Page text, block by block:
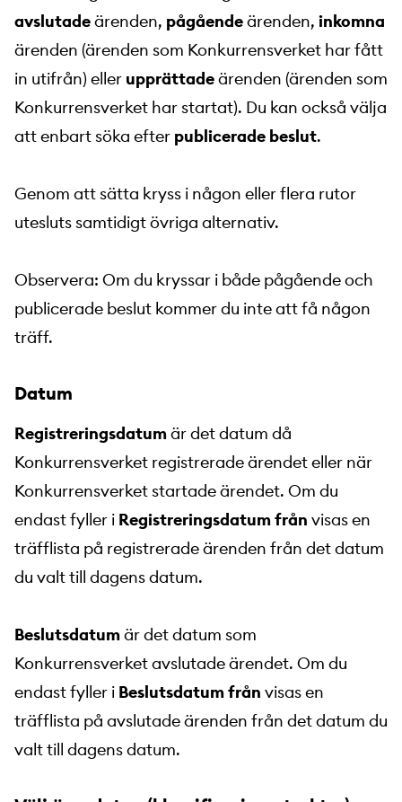
avslutadeärenden, pågåendeärenden, inkomna
ärenden (ärenden som Konkurrensverket har fått
in utifrån) eller upprättadeärenden (ärenden som
Konkurrensverket har startat). Du kan också välja
att enbart söka efter publicerade beslut.
Genom att sätta kryss i någon eller flera rutor
utesluts samtidigt övriga alternativ.
Observera: Om du kryssar i både pågående och
publicerade beslut kommer du inte att få någon
träff.
Datum
Registreringsdatumär det datum då
Konkurrensverket registrerade ärendet eller när
Konkurrensverket startade ärendet. Om du
endast fyller i Registreringsdatum från visas en
träfflista på registrerade ärenden från det datum
du valt till dagens datum.
Beslutsdatumär det datum som
Konkurrensverket avslutade ärendet. Om du
endast fyller i Beslutsdatum från visas en
träfflista på avslutade ärenden från det datum du
valt till dagens datum.